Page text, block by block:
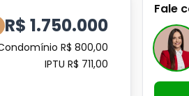
R$ 1.750.000
R$ 800,00
IPTU R$ 711,00
Fale